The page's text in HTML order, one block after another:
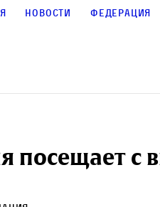
Новости Федерация
посещает с